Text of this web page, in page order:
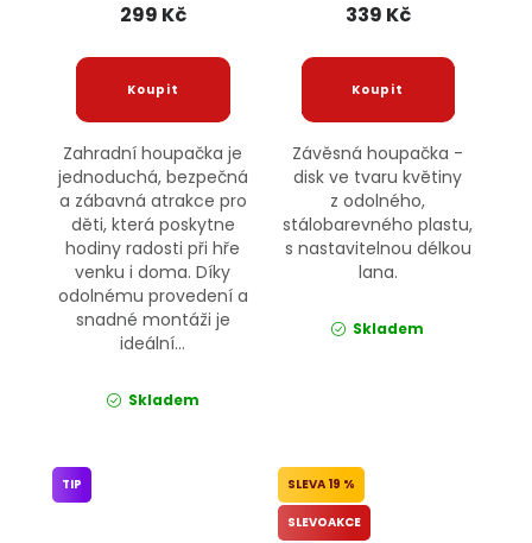
299 Kč
Zahradní houpačka je
jednoduchá, bezpečná
a zábavná atrakce pro
děti, která poskytne
hodiny radosti při hře
venku i doma. Díky
odolnému provedení a
snadné montáži je
ideální...
Skladem
339 Kč
Závěsná houpačka -
disk ve tvaru květiny
z odolného,
stálobarevného plastu,
s nastavitelnou délkou
lana.
Skladem
TIP 19 %
SLEVOAKCE